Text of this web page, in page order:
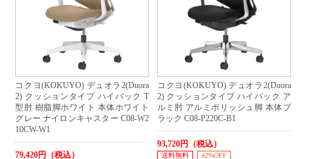
コクヨ(KOKUYO) デュオラ2(Duora
2) クッションタイプ ハイバック T
型肘 樹脂脚ホワイト 本体ホワイト
グレー ナイロンキャスター C08-W2
10CW-W1
79,420円（税込）
コクヨ(KOKUYO) デュオラ2(Duora
2) クッションタイプ ハイバック ア
ルミ肘 アルミポリッシュ脚 本体ブ
ラック C08-P220C-B1
93,720円（税込）
送料無料 42%OFF